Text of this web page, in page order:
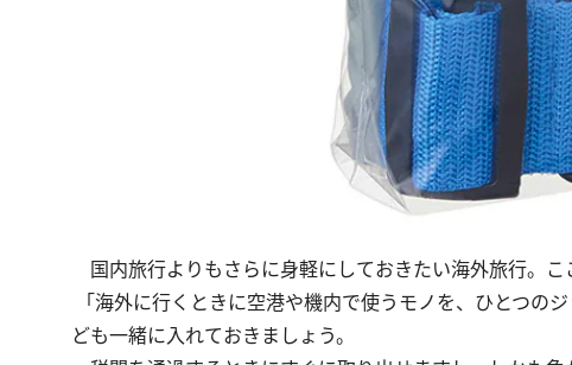
国内旅行よりもさらに身軽にしておきたい海外旅行。こ
「海外に行くときに空港や機内で使うモノを、ひとつの
ども一緒に入れておきましょう。